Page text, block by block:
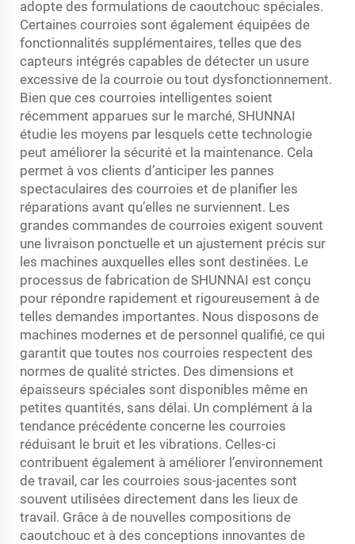
adopte des formulations de caoutchouc spéciales.
Certaines courroies sont également équipées de
fonctionnalités supplémentaires, telles que des
capteurs intégrés capables de détecter un usure
excessive de la courroie ou tout dysfonctionnement.
Bien que ces courroies intelligentes soient
récemment apparues sur le marché, SHUNNAI
étudie les moyens par lesquels cette technologie
peut améliorer la sécurité et la maintenance. Cela
permet à vos clients d’anticiper les pannes
spectaculaires des courroies et de planifier les
réparations avant qu’elles ne surviennent. Les
grandes commandes de courroies exigent souvent
une livraison ponctuelle et un ajustement précis sur
les machines auxquelles elles sont destinées. Le
processus de fabrication de SHUNNAI est conçu
pour répondre rapidement et rigoureusement à de
telles demandes importantes. Nous disposons de
machines modernes et de personnel qualifié, ce qui
garantit que toutes nos courroies respectent des
normes de qualité strictes. Des dimensions et
épaisseurs spéciales sont disponibles même en
petites quantités, sans délai. Un complément à la
tendance précédente concerne les courroies
réduisant le bruit et les vibrations. Celles-ci
contribuent également à améliorer l’environnement
de travail, car les courroies sous-jacentes sont
souvent utilisées directement dans les lieux de
travail. Grâce à de nouvelles compositions de
caoutchouc et à des conceptions innovantes de